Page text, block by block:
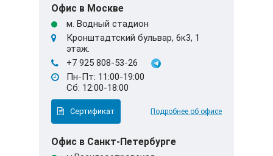
Офис в Москве
м. Водный стадион
Кронштадтский бульвар, 6к3, 1
этаж.
+7 925 808-53-26
Пн-Пт: 11:00-19:00
Сб: 12:00-18:00
Сертификат Подробнее об офисе
Офис в Санкт-Петербурге